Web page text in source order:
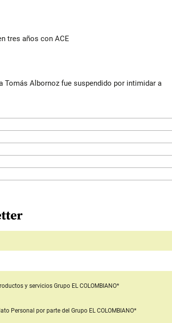
tres años con ACE
Tomás Albornoz fue suspendido por intimidar a
y servicios Grupo EL COLOMBIANO*
Personal por parte del Grupo EL COLOMBIANO*